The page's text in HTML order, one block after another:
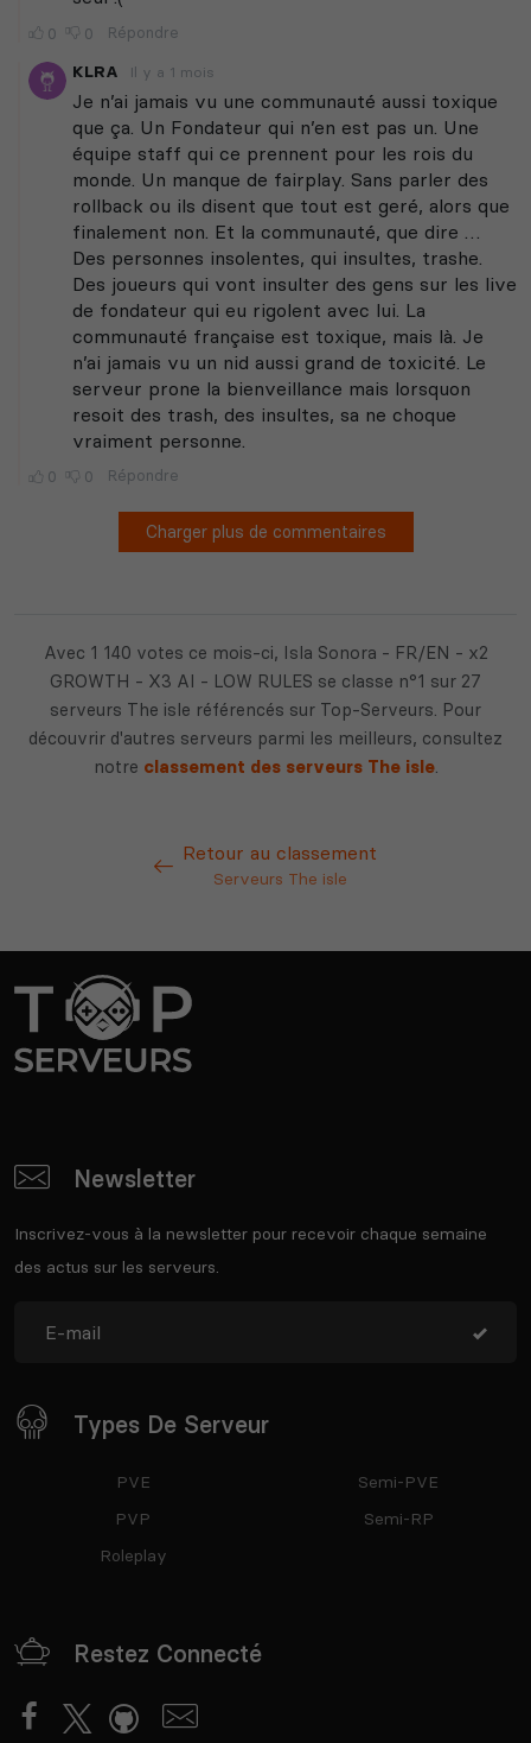
Avec 1 140 votes ce mois-ci, Isla Sonora - FR/EN - x2
GROWTH - X3 AI - LOW RULES se classe n°1 sur 27
serveurs The isle référencés sur Top-Serveurs. Pour
découvrir d'autres serveurs parmi les meilleurs, consultez
notre classement des serveurs The isle.
Retour au classement
Serveurs The isle
Newsletter
Inscrivez-vous à la newsletter pour recevoir chaque semaine
des actus sur les serveurs.
Types De Serveur
PVE
PVP
Roleplay
Semi-PVE
Semi-RP
Restez Connecté